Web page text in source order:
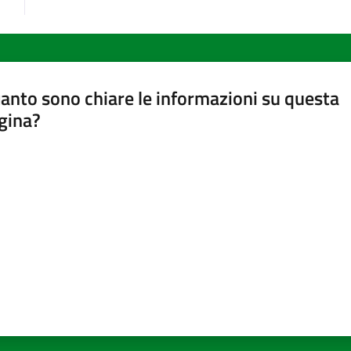
sono chiare le informazioni su questa